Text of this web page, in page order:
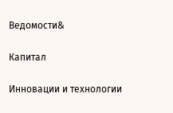
Ведомости&
Капитал
Инновации и технологии